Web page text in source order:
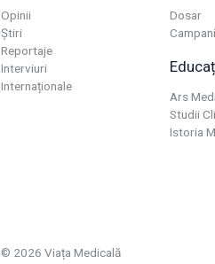
Opinii
Știri
Reportaje
Interviuri
Internaționale
Dosar
Ars
Studii
Istoria
© 2026 Viața Medicală